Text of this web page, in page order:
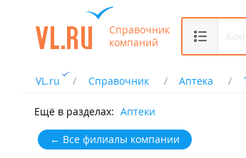
Справочник
компаний
VL.ru Справочник Аптека
Ещё в разделах: Аптеки
← Все филиалы компании